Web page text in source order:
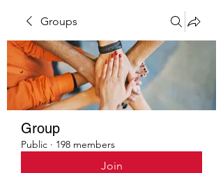
Groups
Group
Public · 198 members
Join